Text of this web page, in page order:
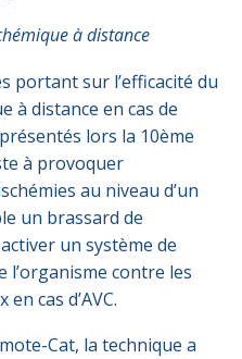
à distance
portant sur l’efficacité du
à distance en cas de
lors la 10ème
à provoquer
au niveau d’un
un brassard de
un système de
contre les
cas d’AVC.
Cat, la technique a